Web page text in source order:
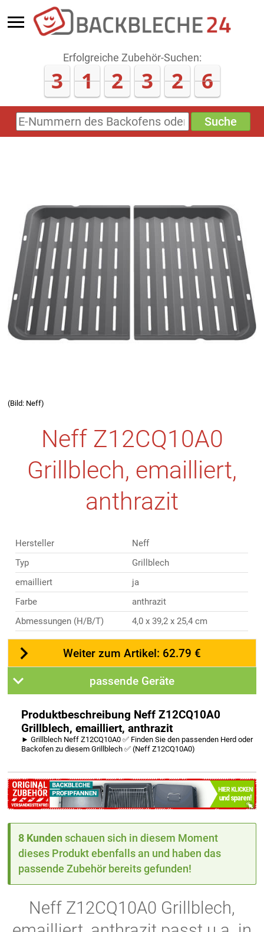
Erfolgreiche Zubehör-Suchen:
3 1 2 3 2 6
E-
Nummern
Suche
(Bild: Neff)
Neff Z12CQ10A0
Grillblech, emailliert,
anthrazit
Hersteller
Neff
Typ
Grillblech
emailliert
ja
Farbe
anthrazit
Abmessungen (H/B/T)
4,0 x 39,2 x 25,4 cm
Weiter zum Artikel: 62.79 €
passende Geräte
Produktbeschreibung Neff Z12CQ10A0
Grillblech, emailliert, anthrazit
► Grillblech Neff Z12CQ10A0 ✅ Finden Sie den passenden Herd oder
Backofen zu diesem Grillblech ✅ (Neff Z12CQ10A0)
8 Kunden schauen sich in diesem Moment
dieses Produkt ebenfalls an und haben das
passende Zubehör bereits gefunden!
Neff Z12CQ10A0 Grillblech,